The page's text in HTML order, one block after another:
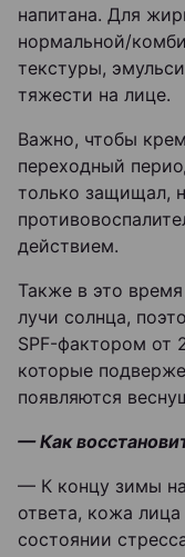
напитана. Для
нормальной/
текстуры,
тяжести на лице.
Важно, чтобы
переходный
только защищал,
действием.
Также в это
лучи солнца,
SPF-фактором от
которые
появляются
— Как
— К концу зимы
ответа, кожа
состоянии